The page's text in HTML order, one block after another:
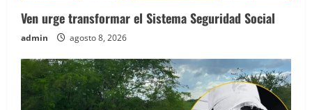
Ven urge transformar el Sistema Seguridad Social
admin agosto 8, 2026